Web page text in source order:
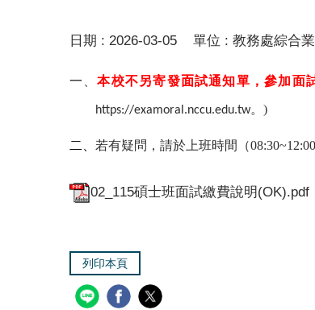
日期 : 2026-03-05 單位 : 教務處綜合
一 、本校不另寄發面試通知單，參加面
https://examoral.nccu.edu.tw。)
二、 若有疑問，請於上班時間（
02_115碩士班面試繳費說明(OK).pdf
列印本頁